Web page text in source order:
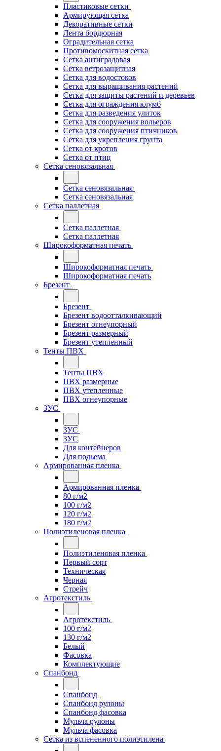
Пластиковые сетки
Армирующая сетка
Декоративные сетки
Лента бордюрная
Оградительная сетка
Противомоскитная сетка
Сетка антиградовая
Сетка ветрозащитная
Сетка для водостоков
Сетка для выращивания растений
Сетка для защиты растений и деревьев
Сетка для ограждения клумб
Сетка для разведения улиток
Сетка для сооружения вольеров
Сетка для сооружения птичников
Сетка для укрепления грунта
Сетка от кротов
Сетка от птиц
Сетка сеновязальная
Сетка сеновязальная
Сетка сеновязальная
Сетка паллетная
Сетка паллетная
Сетка паллетная
Широкоформатная печать
Широкоформатная печать
Широкоформатная печать
Брезент
Брезент
Брезент водоотталкивающий
Брезент огнеупорный
Брезент размерный
Брезент утепленный
Тенты ПВХ
Тенты ПВХ
ПВХ размерные
ПВХ утепленные
ПВХ огнеупорные
ЗУС
ЗУС
ЗУС
Для контейнеров
Для подьема
Армированная пленка
Армированная пленка
80 г/м2
100 г/м2
120 г/м2
180 г/м2
Полиэтиленовая пленка
Полиэтиленовая пленка
Первый сорт
Техническая
Черная
Стрейч
Агротекстиль
Агротекстиль
100 г/м2
130 г/м2
Белый
Фасовка
Комплектующие
Спанбонд
Спанбонд
Спанбонд рулоны
Спанбонд фасовка
Мульча рулоны
Мульча фасовка
Сетка из вспененного полиэтилена